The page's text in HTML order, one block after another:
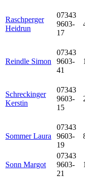
Raschperger
Heidrun
07343
9603-
17
Reindle Simon
07343
9603-
41
Schreckinger
Kerstin
07343
9603-
15
Sommer Laura
07343
9603-
19
Sonn Margot
07343
9603-
21